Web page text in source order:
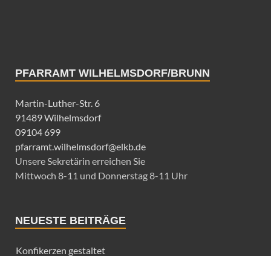
PFARRAMT WILHELMSDORF/BRUNN
Martin-Luther-Str. 6
91489 Wilhelmsdorf
09104 699
pfarramt.wilhelmsdorf@elkb.de
Unsere Sekretärin erreichen Sie
Mittwoch 8-11 und Donnerstag 8-11 Uhr
NEUESTE BEITRÄGE
Konfikerzen gestaltet